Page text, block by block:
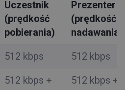
Uczestnik
(prędkość
pobierania)
Prezenter
(prędkość
nadawania)
512 kbps 512 kbps
512 kbps +
512 kbps +